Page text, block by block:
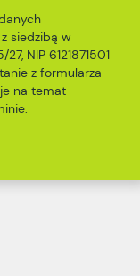
siedzibą w
NIP 6121871501
z formularza
na temat
.